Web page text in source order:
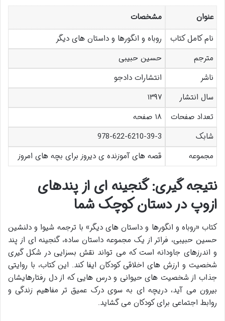
عنوان
مشخصات
نام کامل کتاب
روباه و انگورها و داستان های دیگر
مترجم
حسین حبیبی
ناشر
انتشارات دادجو
سال انتشار
۱۳۹۷
تعداد صفحات
۱۸ صفحه
شابک
978-622-6210-39-3
مجموعه
قصه های آموزنده ی دیروز برای بچه های امروز
نتیجه گیری: گنجینه ای از پندهای
ازوپ در دستان کوچک شما
کتاب «روباه و انگورها و داستان های دیگر» با ترجمه شیوا و دلنشین
حسین حبیبی، فراتر از یک مجموعه داستان ساده، گنجینه ای از پند
و اندرزهای جاودانه است که می تواند نقش بسزایی در شکل گیری
شخصیت و ارزش های اخلاقی کودکان ایفا کند. این کتاب، با روایتی
جذاب از شخصیت های حیوانی و درس هایی که از دل رفتارهایشان
بیرون می آید، دریچه ای به سوی درک عمیق تر مفاهیم زندگی و
روابط اجتماعی برای کودکان می گشاید.